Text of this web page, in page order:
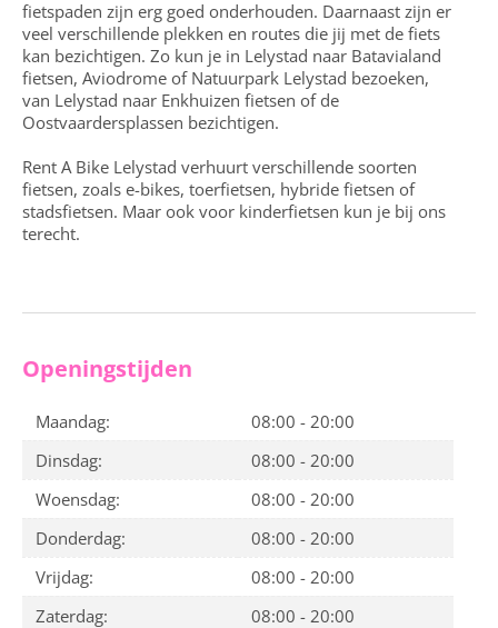
fietspaden zijn erg goed onderhouden. Daarnaast zijn er
veel verschillende plekken en routes die jij met de fiets
kan bezichtigen. Zo kun je in Lelystad naar Batavialand
fietsen, Aviodrome of Natuurpark Lelystad bezoeken,
van Lelystad naar Enkhuizen fietsen of de
Oostvaardersplassen bezichtigen.
Rent A Bike Lelystad verhuurt verschillende soorten
fietsen, zoals e-bikes, toerfietsen, hybride fietsen of
stadsfietsen. Maar ook voor kinderfietsen kun je bij ons
terecht.
Openingstijden
Maandag:
08:00 - 20:00
Dinsdag:
08:00 - 20:00
Woensdag:
08:00 - 20:00
Donderdag:
08:00 - 20:00
Vrijdag:
08:00 - 20:00
Zaterdag:
08:00 - 20:00